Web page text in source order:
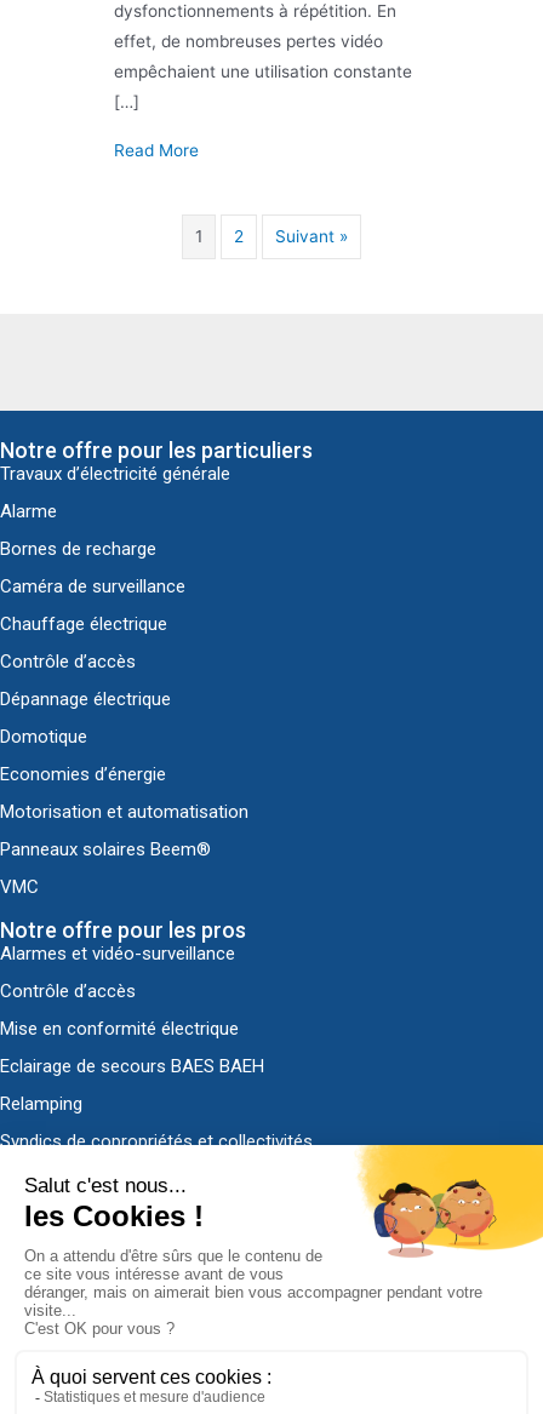
dysfonctionnements à répétition. En
effet, de nombreuses pertes vidéo
empêchaient une utilisation constante
[…]
Read Moreabout Pose d’un système de
1 2 Suivant »
Notre offre pour les particuliers
Travaux d’électricité générale
Alarme
Bornes de recharge
Caméra de surveillance
Chauffage électrique
Contrôle d’accès
Dépannage électrique
Domotique
Economies d’énergie
Motorisation et automatisation
Panneaux solaires Beem®
VMC
Notre offre pour les pros
Alarmes et vidéo-surveillance
Contrôle d’accès
Mise en conformité électrique
Eclairage de secours BAES BAEH
Relamping
Syndics de copropriétés et collectivités
Découvrir ADS-EL
Qui sommes-nous ?
Nous contacter
Demander un devis
Politique de confidentialité